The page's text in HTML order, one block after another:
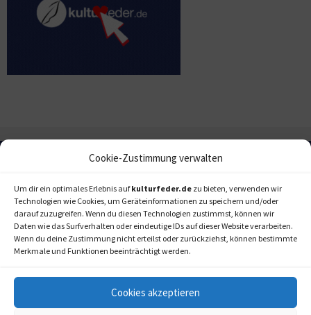
Cookie-Zustimmung verwalten
Um dir ein optimales Erlebnis aufkulturfeder.de zu bieten, verwenden wir
Technologien wie Cookies, um Geräteinformationen zu speichern und/oder
darauf zuzugreifen. Wenn du diesen Technologien zustimmst, können wir
Daten wie das Surfverhalten oder eindeutige IDs auf dieser Website verarbeiten.
Wenn du deine Zustimmung nicht erteilst oder zurückziehst, können bestimmte
Merkmale und Funktionen beeinträchtigt werden.
Cookies akzeptieren